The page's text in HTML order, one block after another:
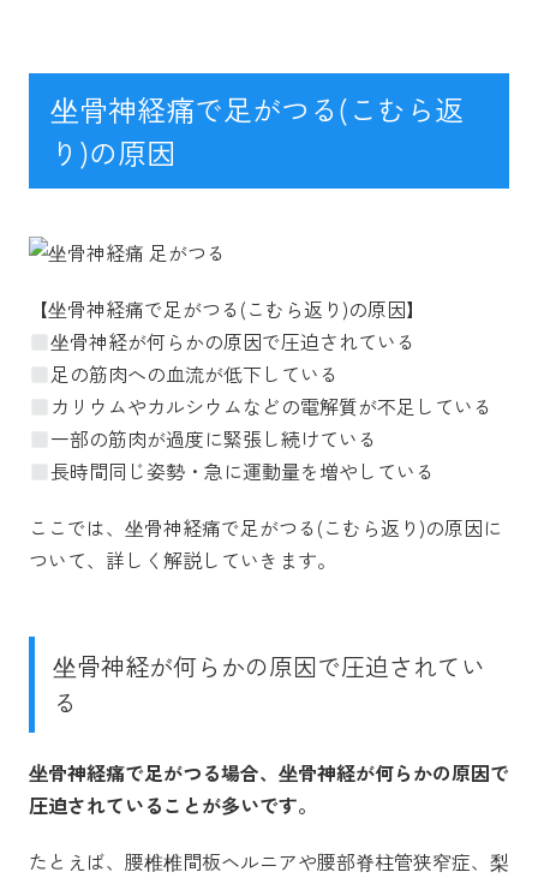
坐骨神経痛で足がつる(こむら返
り)の原因
【坐骨神経痛で足がつる(こむら返り)の原因】
坐骨神経が何らかの原因で圧迫されている
足の筋肉への血流が低下している
カリウムやカルシウムなどの電解質が不足している
一部の筋肉が過度に緊張し続けている
長時間同じ姿勢・急に運動量を増やしている
ここでは、坐骨神経痛で足がつる(こむら返り)の原因に
ついて、詳しく解説していきます。
坐骨神経が何らかの原因で圧迫されてい
る
坐骨神経痛で足がつる場合、坐骨神経が何らかの原因で
圧迫されていることが多いです。
たとえば、腰椎椎間板ヘルニアや腰部脊柱管狭窄症、梨